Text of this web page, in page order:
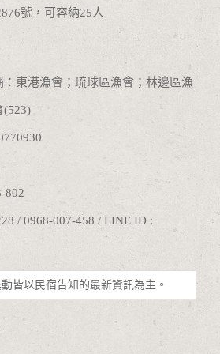
號，可容納25人
東港漁會；琉球區漁會；林邊區漁
(523)
802
/ 0968-007-458 / LINE ID :
皆以民宿告知的最新資訊為主。